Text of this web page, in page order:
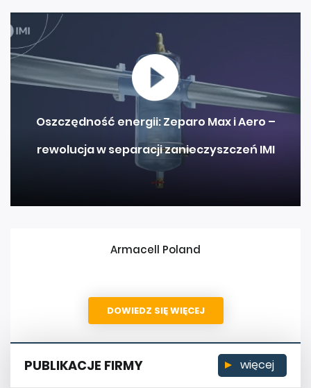
Oszczędność energii: Zeparo Max i Aero –
rewolucja w separacji zanieczyszczeń IMI
Armacell Poland
DOWIEDZ SIĘ WIĘCEJ
PUBLIKACJE FIRMY więcej